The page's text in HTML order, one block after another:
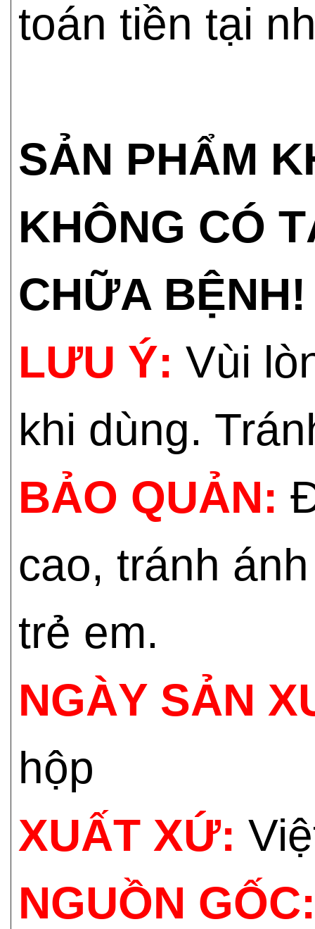
toán tiền tại
SẢN PHẨM
KHÔNG CÓ
CHỮA BỆNH!
LƯU Ý: Vùi
khi dùng.
BẢO QUẢN:
cao, tránh
trẻ em.
NGÀY SẢN
hộp
XUẤT XỨ:
NGUỒN GỐC: